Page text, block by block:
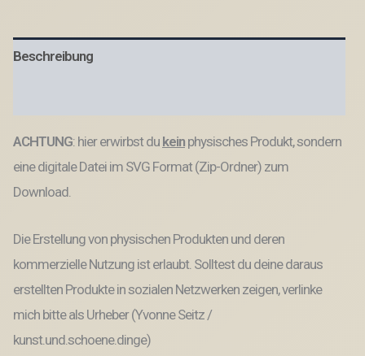
putz
das
die
SVG
Datei
Beschreibung
ACHTUNG: hier erwirbst du kein physisches Produkt, sondern
eine digitale Datei im SVG Format (Zip-Ordner) zum
Download.
Die Erstellung von physischen Produkten und deren
kommerzielle Nutzung ist erlaubt. Solltest du deine daraus
erstellten Produkte in sozialen Netzwerken zeigen, verlinke
mich bitte als Urheber (Yvonne Seitz /
kunst.und.schoene.dinge)